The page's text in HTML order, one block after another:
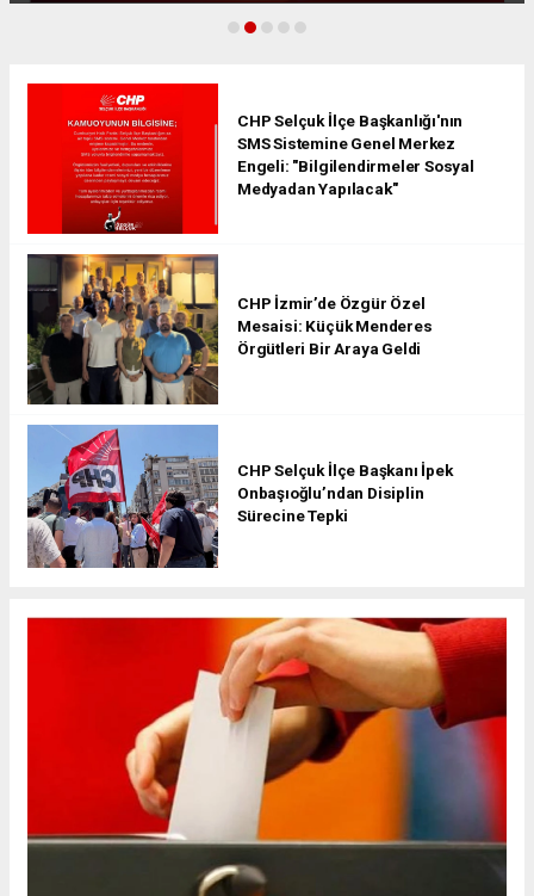
CHP Selçuk İlçe Başkanlığı'nın
SMS Sistemine Genel Merkez
Engeli: "Bilgilendirmeler Sosyal
Medyadan Yapılacak"
CHP İzmir’de Özgür Özel
Mesaisi: Küçük Menderes
Örgütleri Bir Araya Geldi
CHP Selçuk İlçe Başkanı İpek
Onbaşıoğlu’ndan Disiplin
Sürecine Tepki